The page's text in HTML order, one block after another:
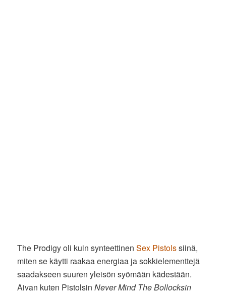
The Prodigy oli kuin synteettinenSex Pistolssiinä,
miten se käytti raakaa energiaa ja sokkielementtejä
saadakseen suuren yleisön syömään kädestään.
Aivan kuten PistolsinNever Mind The Bollocksin